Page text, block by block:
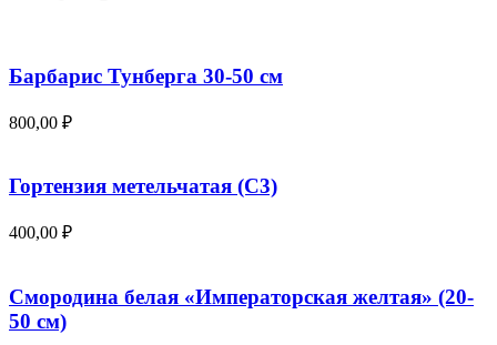
Барбарис Тунберга 30-50 см
800,00 ₽
Гортензия метельчатая (С3)
400,00 ₽
Смородина белая «Императорская желтая» (20-
50 см)